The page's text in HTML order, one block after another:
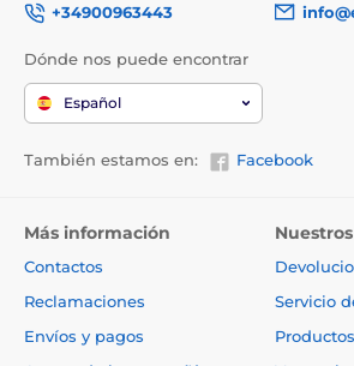
+34900963443
Dónde nos puede encontrar
Español
También estamos en: Facebook
Más información
Contactos
Reclamaciones
Envíos y pagos
Servicio